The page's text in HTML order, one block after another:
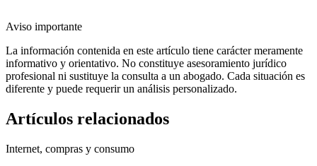
Aviso importante
La información contenida en este artículo tiene carácter meramente
informativo y orientativo. No constituye asesoramiento jurídico
profesional ni sustituye la consulta a un abogado. Cada situación es
diferente y puede requerir un análisis personalizado.
Artículos relacionados
Internet, compras y consumo